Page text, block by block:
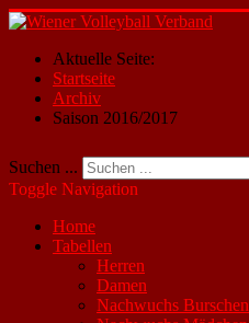
Aktuelle Seite:
Startseite
Archiv
Saison 2016/2017
Suchen ...
Toggle Navigation
Home
Tabellen
Herren
Damen
Nachwuchs Burschen